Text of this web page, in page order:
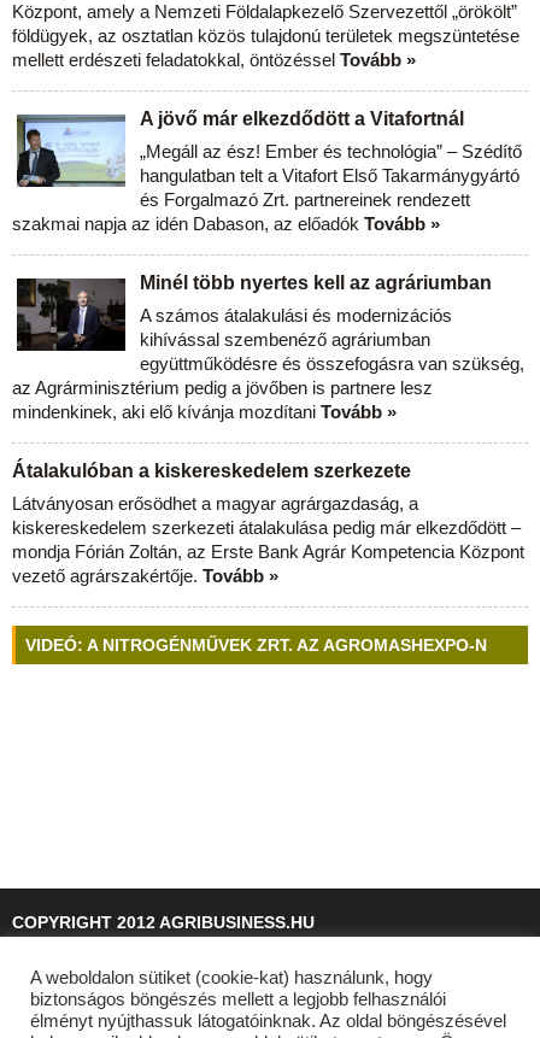
Központ, amely a Nemzeti Földalapkezelő Szervezettől „örökölt”
földügyek, az osztatlan közös tulajdonú területek megszüntetése
mellett erdészeti feladatokkal, öntözéssel Tovább »
A jövő már elkezdődött a Vitafortnál
„Megáll az ész! Ember és technológia” – Szédítő
hangulatban telt a Vitafort Első Takarmánygyártó
és Forgalmazó Zrt. partnereinek rendezett
szakmai napja az idén Dabason, az előadók Tovább »
Minél több nyertes kell az agráriumban
A számos átalakulási és modernizációs
kihívással szembenéző agráriumban
együttműködésre és összefogásra van szükség,
az Agrárminisztérium pedig a jövőben is partnere lesz
mindenkinek, aki elő kívánja mozdítani Tovább »
Átalakulóban a kiskereskedelem szerkezete
Látványosan erősödhet a magyar agrárgazdaság, a
kiskereskedelem szerkezeti átalakulása pedig már elkezdődött –
mondja Fórián Zoltán, az Erste Bank Agrár Kompetencia Központ
vezető agrárszakértője. Tovább »
VIDEÓ: A NITROGÉNMŰVEK ZRT. AZ AGROMASHEXPO-N
COPYRIGHT 2012 AGRIBUSINESS.HU
© 2026agribusiness.hu
A weboldalon sütiket (cookie-kat) használunk, hogy
biztonságos böngészés mellett a legjobb felhasználói
élményt nyújthassuk látogatóinknak. Az oldal böngészésével